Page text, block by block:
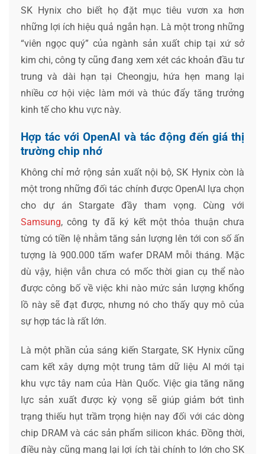
SK Hynix cho biết họ đặt mục tiêu vươn xa hơn
những lợi ích hiệu quả ngắn hạn. Là một trong những
“viên ngọc quý” của ngành sản xuất chip tại xứ sở
kim chi, công ty cũng đang xem xét các khoản đầu tư
trung và dài hạn tại Cheongju, hứa hẹn mang lại
nhiều cơ hội việc làm mới và thúc đẩy tăng trưởng
kinh tế cho khu vực này.
Hợp tác với OpenAI và tác động đến giá thị
trường chip nhớ
Không chỉ mở rộng sản xuất nội bộ, SK Hynix còn là
một trong những đối tác chính được OpenAI lựa chọn
cho dự án Stargate đầy tham vọng. Cùng với
Samsung, công ty đã ký kết một thỏa thuận chưa
từng có tiền lệ nhằm tăng sản lượng lên tới con số ấn
tượng là 900.000 tấm wafer DRAM mỗi tháng. Mặc
dù vậy, hiện vẫn chưa có mốc thời gian cụ thể nào
được công bố về việc khi nào mức sản lượng khổng
lồ này sẽ đạt được, nhưng nó cho thấy quy mô của
sự hợp tác là rất lớn.
Là một phần của sáng kiến Stargate, SK Hynix cũng
cam kết xây dựng một trung tâm dữ liệu AI mới tại
khu vực tây nam của Hàn Quốc. Việc gia tăng năng
lực sản xuất được kỳ vọng sẽ giúp giảm bớt tình
trạng thiếu hụt trầm trọng hiện nay đối với các dòng
chip DRAM và các sản phẩm silicon khác. Đồng thời,
điều này cũng mang lại lợi ích tài chính to lớn cho SK